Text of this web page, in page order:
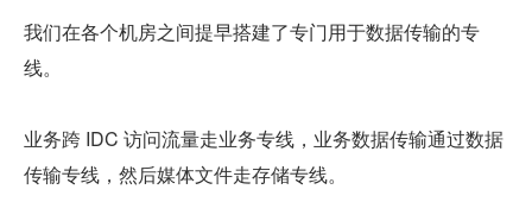
我们在各个机房之间提早搭建了专门用于数据传输的专
线。
业务跨 IDC 访问流量走业务专线，业务数据传输通过数据
传输专线，然后媒体文件走存储专线。